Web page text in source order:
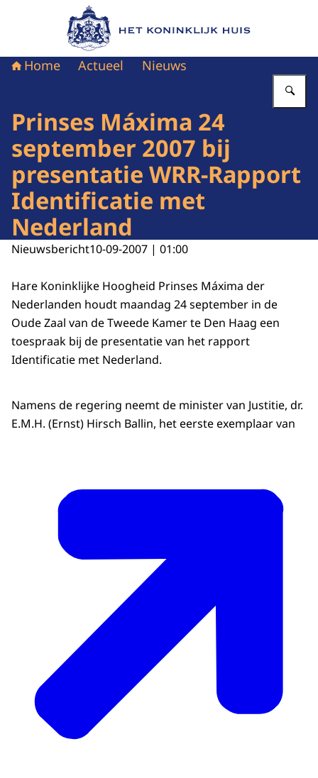
Naar de homepage van Het Koninklijk Huis
Home Actueel Nieuws
Prinses Máxima 24
september 2007 bij
presentatie WRR-Rapport
Identificatie met
Nederland
Nieuwsbericht10-09-2007 | 01:00
Hare Koninklijke Hoogheid Prinses Máxima der
Nederlanden houdt maandag 24 september in de
Oude Zaal van de Tweede Kamer te Den Haag een
toespraak bij de presentatie van het rapport
Identificatie met Nederland.
Namens de regering neemt de minister van Justitie, dr.
E.M.H. (Ernst) Hirsch Ballin, het eerste exemplaar van